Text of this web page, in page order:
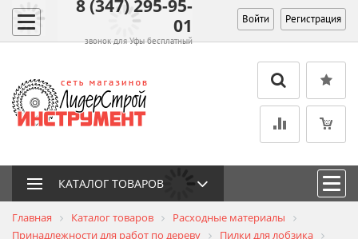
8 (347) 295-95-
01
звонок для Уфы бесплатный
Войти Регистрация
КАТАЛОГ ТОВАРОВ
Главная Каталог товаров
Расходные материалы
Принадлежности для работ по дереву
Пилки для лобзика